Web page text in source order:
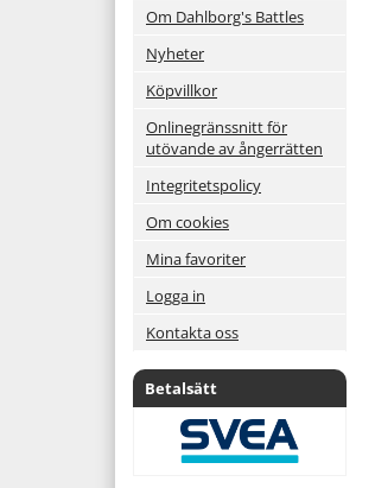
Om Dahlborg's Battles
Nyheter
Köpvillkor
Onlinegränssnitt för
utövande av ångerrätten
Integritetspolicy
Om cookies
Mina favoriter
Logga in
Kontakta oss
Betalsätt